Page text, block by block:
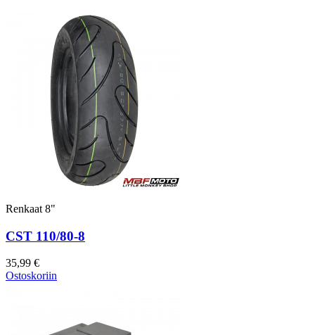
Renkaat 8"
CST 110/80-8
35,99 €
Ostoskoriin